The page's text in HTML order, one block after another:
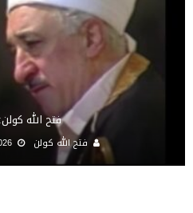
فتح الله
فتح الله كولن